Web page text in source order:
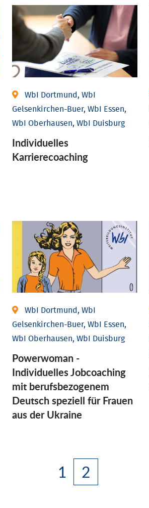
WbI Dortmund, WbI
Gelsenkirchen-Buer, WbI Essen,
WbI Oberhausen, WbI Duisburg
Individu­elles
Karrierecoaching
WbI Dortmund, WbI
Gelsenkirchen-Buer, WbI Essen,
WbI Oberhausen, WbI Duisburg
Powerwoman -
Individuelles Jobcoaching
mit berufsbezogenem
Deutsch speziell für Frauen
aus der Ukraine
1 2